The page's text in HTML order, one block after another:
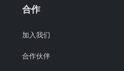
合作
加入我们
合作伙伴